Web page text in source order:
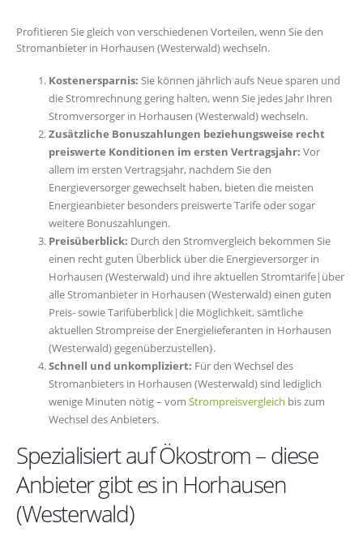
Profitieren Sie gleich von verschiedenen Vorteilen, wenn Sie den
Stromanbieter in Horhausen (Westerwald) wechseln.
Kostenersparnis: Sie können jährlich aufs Neue sparen und
die Stromrechnung gering halten, wenn Sie jedes Jahr Ihren
Stromversorger in Horhausen (Westerwald) wechseln.
Zusätzliche Bonuszahlungen beziehungsweise recht
preiswerte Konditionen im ersten Vertragsjahr: Vor
allem im ersten Vertragsjahr, nachdem Sie den
Energieversorger gewechselt haben, bieten die meisten
Energieanbieter besonders preiswerte Tarife oder sogar
weitere Bonuszahlungen.
Preisüberblick: Durch den Stromvergleich bekommen Sie
einen recht guten Überblick über die Energieversorger in
Horhausen (Westerwald) und ihre aktuellen Stromtarife|über
alle Stromanbieter in Horhausen (Westerwald) einen guten
Preis- sowie Tarifüberblick|die Möglichkeit, sämtliche
aktuellen Strompreise der Energielieferanten in Horhausen
(Westerwald) gegenüberzustellen}.
Schnell und unkompliziert: Für den Wechsel des
Stromanbieters in Horhausen (Westerwald) sind lediglich
wenige Minuten nötig – vom Strompreisvergleich bis zum
Wechsel des Anbieters.
Spezialisiert auf Ökostrom – diese
Anbieter gibt es in Horhausen
(Westerwald)